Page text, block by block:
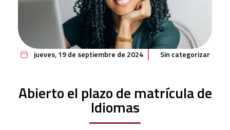
jueves, 19 de septiembre de 2024 Sin categorizar
Abierto el plazo de matrícula de
Idiomas